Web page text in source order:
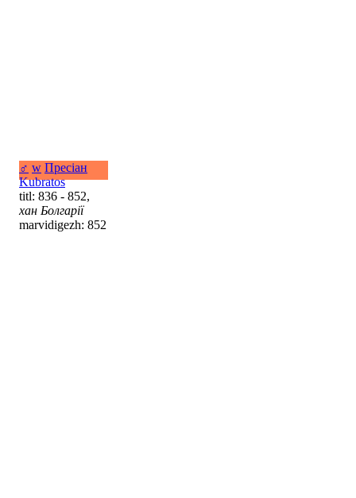
♂ w Пресіан
Kubratos
titl: 836 - 852,
хан Болгарії
marvidigezh: 852